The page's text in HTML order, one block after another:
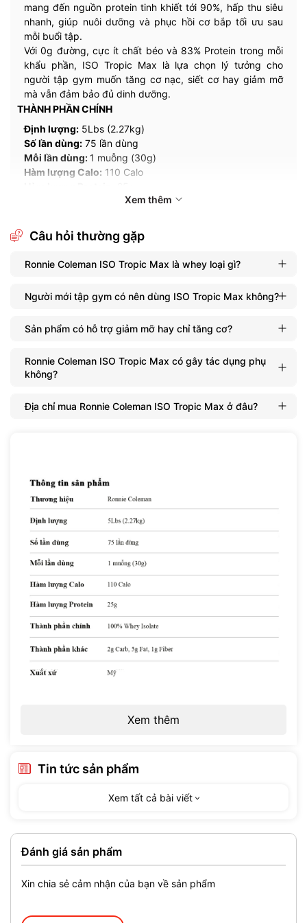
mang đến nguồn protein tinh khiết tới 90%, hấp thu siêu
nhanh, giúp nuôi dưỡng và phục hồi cơ bắp tối ưu sau
mỗi buổi tập.
Với 0g đường, cực ít chất béo và 83% Protein trong mỗi
khẩu phần, ISO Tropic Max là lựa chọn lý tưởng cho
người tập gym muốn tăng cơ nạc, siết cơ hay giảm mỡ
mà vẫn đảm bảo đủ dinh dưỡng.
THÀNH PHẦN CHÍNH
Định lượng: 5Lbs (2.27kg)
Số lần dùng: 75 lần dùng
Mỗi lần dùng:1 muỗng (30g)
Hàm lượng Calo: 110 Calo
100% Whey Isolate
2g Carb
1g Fiber
Xuất xứ:Mỹ
Xem thêm
Câu hỏi thường gặp
Ronnie Coleman ISO Tropic Max là whey loại gì?
Người mới tập gym có nên dùng ISO Tropic Max không?
Sản phẩm có hỗ trợ giảm mỡ hay chỉ tăng cơ?
Ronnie Coleman ISO Tropic Max có gây tác dụng phụ
không?
Địa chỉ mua Ronnie Coleman ISO Tropic Max ở đâu?
Xem thêm
Tin tức sản phẩm
Xem tất cả bài viết
Đánh giá sản phẩm
Xin chia sẻ cảm nhận của bạn về sản phẩm